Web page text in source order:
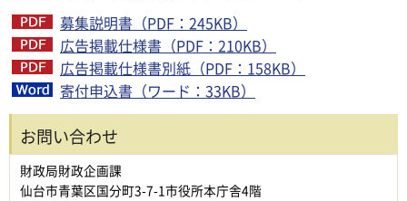
募集説明書（PDF：245KB）
広告掲載仕様書（PDF：210KB）
広告掲載仕様書別紙（PDF：158KB）
寄付申込書（ワード：33KB）
お問い合わせ
財政局財政企画課
仙台市青葉区国分町3-7-1市役所本庁舎4階